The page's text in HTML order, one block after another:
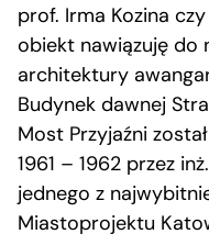
prof. Irma Kozina
obiekt nawiązuję do
architektury
Budynek dawnej
Most Przyjaźni
1961 – 1962 przez
jednego z
Miastoprojektu